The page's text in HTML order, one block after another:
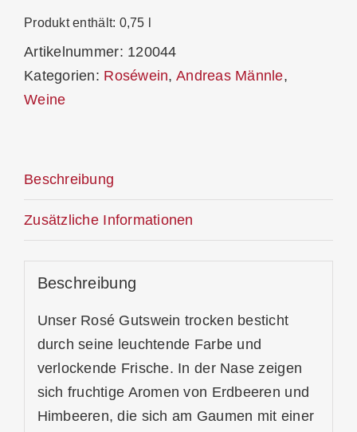
2024
Produkt enthält: 0,75 l
Artikelnummer: 120044
Kategorien: Roséwein, Andreas Männle,
Weine
Beschreibung
Zusätzliche Informationen
Beschreibung
Unser Rosé Gutswein trocken besticht
durch seine leuchtende Farbe und
verlockende Frische. In der Nase zeigen
sich fruchtige Aromen von Erdbeeren und
Himbeeren, die sich am Gaumen mit einer